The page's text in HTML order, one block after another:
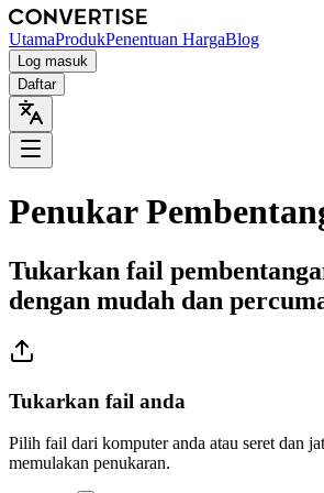
UtamaProdukPenentuan HargaBlog
Log masuk
Daftar
Penukar
Tukarkan fail
dengan mudah dan
Tukarkan fail anda
Pilih fail dari komputer anda atau seret dan
memulakan penukaran.